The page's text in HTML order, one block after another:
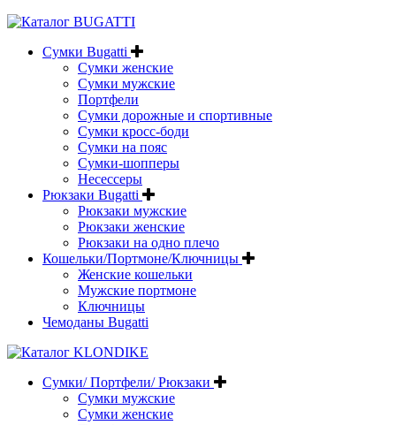
Сумки Bugatti
Сумки женские
Сумки мужские
Портфели
Сумки дорожные и спортивные
Сумки кросс-боди
Сумки на пояс
Сумки-шопперы
Несессеры
Рюкзаки Bugatti
Рюкзаки мужские
Рюкзаки женские
Рюкзаки на одно плечо
Кошельки/Портмоне/Ключницы
Женские кошельки
Мужские портмоне
Ключницы
Чемоданы Bugatti
Сумки/ Портфели/ Рюкзаки
Сумки мужские
Сумки женские